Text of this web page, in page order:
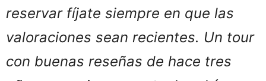
reservar fíjate siempre en que las
valoraciones sean recientes. Un tour
con buenas reseñas de hace tres